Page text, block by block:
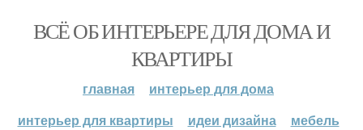
ВСЁ ОБ ИНТЕРЬЕРЕ ДЛЯ ДОМА И
КВАРТИРЫ
главная
интерьер для дома
интерьер для квартиры
идеи дизайна мебель